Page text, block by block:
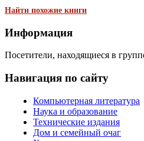
Найти похожие книги
Информация
Посетители, находящиеся в
Навигация по сайту
Компьютерная литература
Наука и образование
Технические издания
Дом и семейный очаг